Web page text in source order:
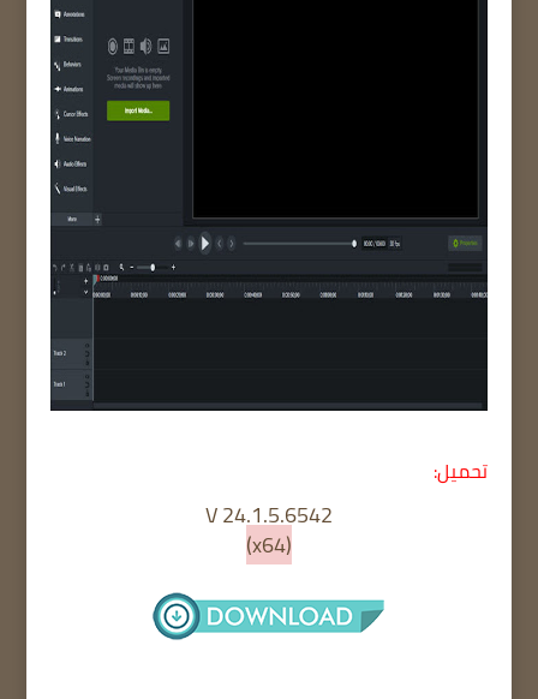
تحميل:
V 24.1.5.6542
(x64)